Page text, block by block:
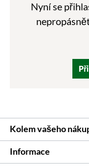
Nyní se
Kolem vašeho
Informace